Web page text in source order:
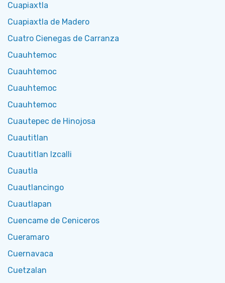
Cuapiaxtla
Cuapiaxtla de Madero
Cuatro Cienegas de Carranza
Cuauhtemoc
Cuauhtemoc
Cuauhtemoc
Cuauhtemoc
Cuautepec de Hinojosa
Cuautitlan
Cuautitlan Izcalli
Cuautla
Cuautlancingo
Cuautlapan
Cuencame de Ceniceros
Cueramaro
Cuernavaca
Cuetzalan